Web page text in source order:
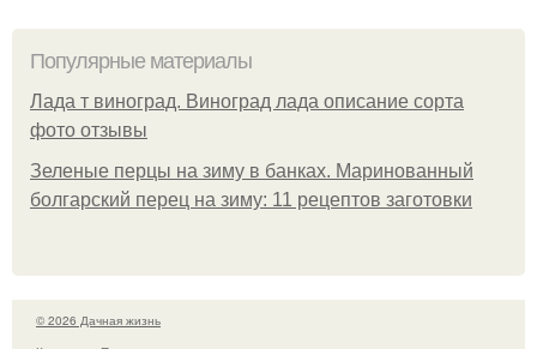
Популярные материалы
Лада т виноград. Виноград лада описание сорта
фото отзывы
Зеленые перцы на зиму в банках. Маринованный
болгарский перец на зиму: 11 рецептов заготовки
© 2026 Дачная жизнь